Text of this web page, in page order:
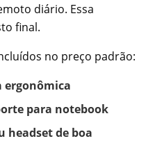
diário. Essa
final.
no preço padrão:
ergonômica
para notebook
headset de boa